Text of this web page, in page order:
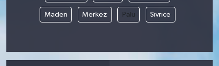
Maden Merkez Palu Sivrice